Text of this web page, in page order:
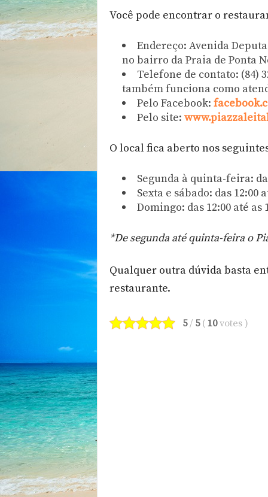
Você pode encontrar o
Endereço: Avenida
no bairro da Praia de Ponta
Telefone de contato: (84)
também funciona como
Pelo Facebook:
Pelo site:
O local fica aberto nos
Segunda à quinta-feira:
Sexta e sábado: das 12:00
Domingo: das 12:00 até as
*De segunda até quinta-feira o
Qualquer outra dúvida basta
restaurante.
5 / 5 ( 10 votes )